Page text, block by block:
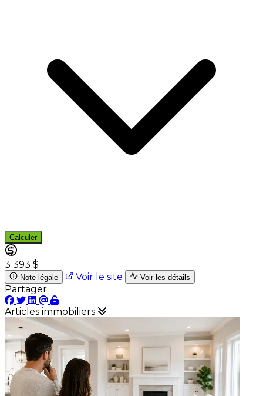
Calculer
3 393 $
Note légale Voir le site Voir les détails
Partager
Articles immobiliers